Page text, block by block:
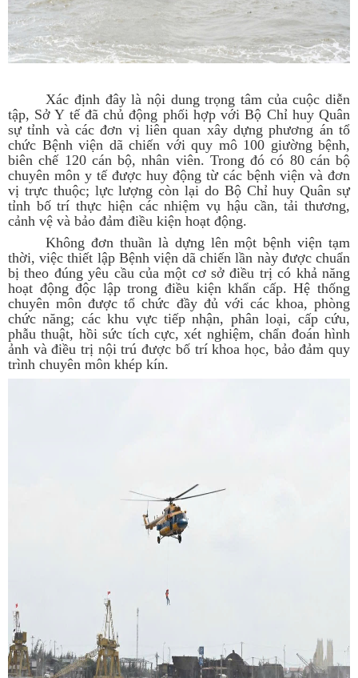
Xác định đây là nội dung trọng tâm của cuộc diễn
tập, Sở Y tế đã chủ động phối hợp với Bộ Chỉ huy Quân
sự tỉnh và các đơn vị liên quan xây dựng phương án tổ
chức Bệnh viện dã chiến với quy mô 100 giường bệnh,
biên chế 120 cán bộ, nhân viên. Trong đó có 80 cán bộ
chuyên môn y tế được huy động từ các bệnh viện và đơn
vị trực thuộc; lực lượng còn lại do Bộ Chỉ huy Quân sự
tỉnh bố trí thực hiện các nhiệm vụ hậu cần, tải thương,
cảnh vệ và bảo đảm điều kiện hoạt động.
Không đơn thuần là dựng lên một bệnh viện tạm
thời, việc thiết lập Bệnh viện dã chiến lần này được chuẩn
bị theo đúng yêu cầu của một cơ sở điều trị có khả năng
hoạt động độc lập trong điều kiện khẩn cấp. Hệ thống
chuyên môn được tổ chức đầy đủ với các khoa, phòng
chức năng; các khu vực tiếp nhận, phân loại, cấp cứu,
phẫu thuật, hồi sức tích cực, xét nghiệm, chẩn đoán hình
ảnh và điều trị nội trú được bố trí khoa học, bảo đảm quy
trình chuyên môn khép kín.